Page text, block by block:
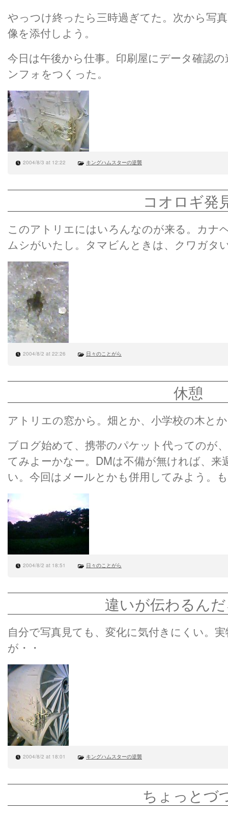
やっつけ終ったら三時過ぎてた。次から写
像を添付しよう。
今日は午後から仕事。印刷屋にデータ確認
ンフォをつくった。
2004/8/3 at 12:22 キングハムスターの逆襲
コオロギ発
このアトリエにはいろんなのが来る。カナ
ムシがいたし。タマビんときは、クワガタ
2004/8/2 at 22:26 日々のことがら
休憩
アトリエの窓から。畑とか、小学校の木と
ブログ始めて、携帯のパケット代ってのが
てみよーかなー。DMは不備が無ければ、
い。今回はメールとかも併用してみよう。
2004/8/2 at 18:51 日々のことがら
違いが伝わるん
自分で写真見ても、変化に気付きにくい。
が・・
2004/8/2 at 18:01 キングハムスターの逆襲
ちょっとづ